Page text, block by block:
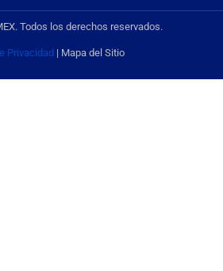
Todos los derechos reservados.
Privacidad| Mapa del Sitio